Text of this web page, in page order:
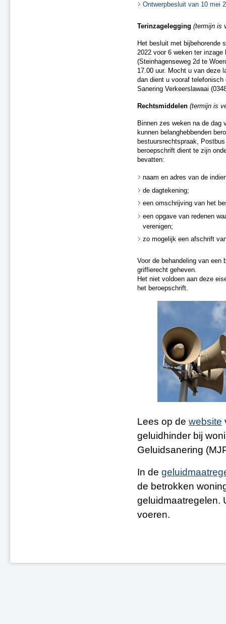
Ontwerpbesluit van 10 mei
Terinzagelegging (termijn is
Het besluit met bijbehorende
2022 voor 6 weken ter inzage
(Steinhagenseweg 2d te
17.00 uur. Mocht u van deze
dan dient u vooraf
Sanering Verkeerslawaai
Rechtsmiddelen (termijn is
Binnen zes weken na de dag
kunnen belanghebbenden
bestuursrechtspraak,
beroepschrift dient te zijn
bevatten:
naam en adres van de
de dagtekening;
een omschrijving van het
een opgave van redenen
verenigen;
zo mogelijk een afschrift
Voor de behandeling van een
griffierecht geheven.
Het niet voldoen aan deze
het beroepschrift.
Lees op de website
geluidhinder bij
Geluidsanering
In de
de betrokken
geluidmaatregelen.
voeren.